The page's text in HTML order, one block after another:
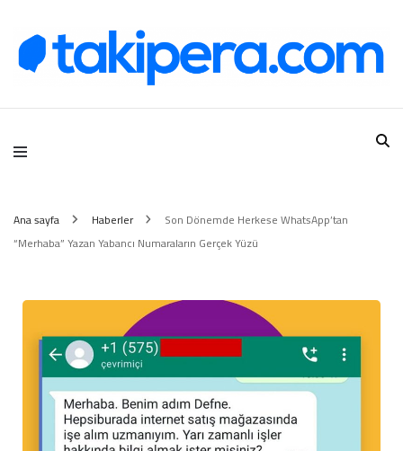
Takipera Dijital Hizmetler
Ana sayfa Haberler
Son Dönemde Herkese WhatsApp’tan
“Merhaba” Yazan Yabancı Numaraların Gerçek Yüzü